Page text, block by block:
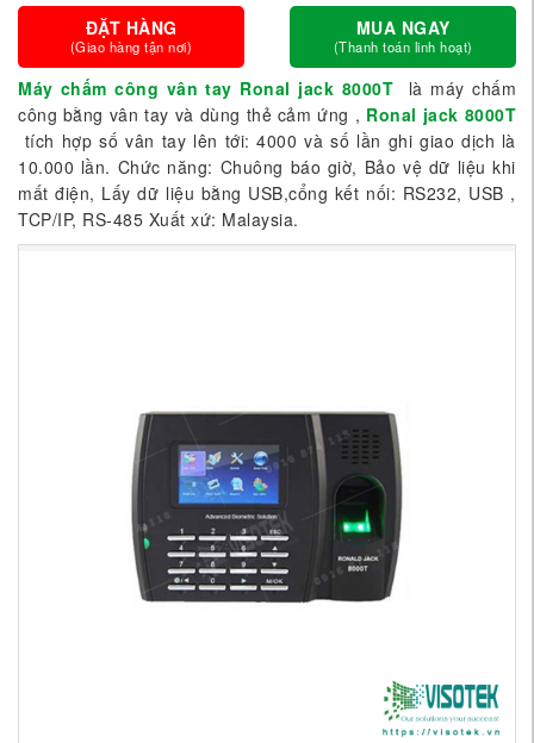
ĐẶT HÀNG
(Giao hàng tận nơi)
MUA NGAY
(Thanh toán linh hoạt)
Máy chấm công vân tay Ronal jack 8000T là máy chấm
công bằng vân tay và dùng thẻ cảm ứng , Ronal jack 8000T
tích hợp số vân tay lên tới: 4000 và số lần ghi giao dịch là
10.000 lần. Chức năng: Chuông báo giờ, Bảo vệ dữ liệu khi
mất điện, Lấy dữ liệu bằng USB,cổng kết nối: RS232, USB ,
TCP/IP, RS-485 Xuất xứ: Malaysia.